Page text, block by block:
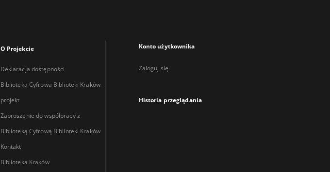
O Projekcie
Deklaracja dostępności
Biblioteka Cyfrowa Biblioteki Kraków-
projekt
Zaproszenie do współpracy z
Biblioteką Cyfrową Biblioteki Kraków
Kontakt
Biblioteka Kraków
Konto użytkownika
Zaloguj się
Historia przeglądania